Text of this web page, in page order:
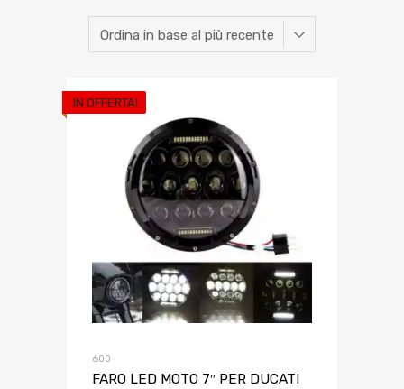
IN OFFERTA!
600
FARO LED MOTO 7″ PER DUCATI